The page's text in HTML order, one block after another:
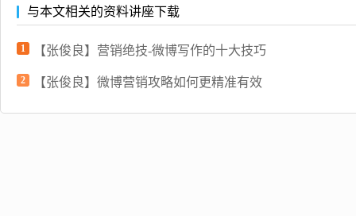
与本文相关的资料讲座下载
1 【张俊良】营销绝技-微博写作的十大技巧
2 【张俊良】微博营销攻略如何更精准有效